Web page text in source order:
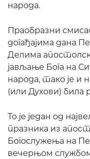
народа.
Праобразни
догађајима дана
Делима
јављање Бога на
народа, тако је и
(или Духови) била
То је један од
празника из
Богослужења на
вечерњом